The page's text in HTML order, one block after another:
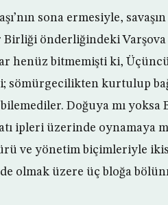
sona ermesiyle,
Birliği önderliğindeki
henüz bitmemişti ki,
sömürgecilikten kurtulup
Doğuya mı yoksa
ipleri üzerinde oynamaya
ve yönetim biçimleriyle
olmak üzere üç bloğa